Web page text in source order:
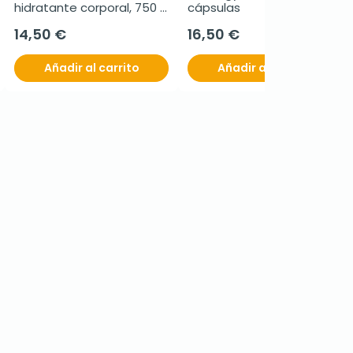
hidratante corporal, 750
14,50 €
Añadir al carrito
cápsulas
16,50 €
Añadir al carrito